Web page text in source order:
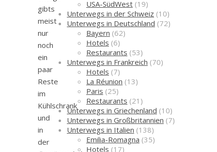
gibts
meist
nur
noch
ein
paar
Reste
im
Kühlschrank
und
in
der
USA-SüdWest (19)
Unterwegs in der Schweiz (10)
Unterwegs in Deutschland (72)
Bayern (62)
Hotels (6)
Restaurants (53)
Unterwegs in Frankreich (70)
Hotels (7)
La Réunion (13)
Paris (25)
Restaurants (21)
Unterwegs in Griechenland (10)
Unterwegs in Großbritannien (7)
Unterwegs in Italien (138)
Emilia-Romagna (35)
Hotels (17)